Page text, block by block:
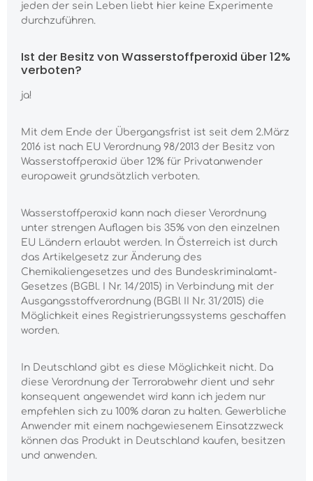
jeden der sein Leben liebt hier keine Experimente
durchzuführen.
Ist der Besitz von Wasserstoffperoxid über 12%
verboten?
ja!
Mit dem Ende der Übergangsfrist ist seit dem 2.März
2016 ist nach EU Verordnung 98/2013 der Besitz von
Wasserstoffperoxid über 12% für Privatanwender
europaweit grundsätzlich verboten.
Wasserstoffperoxid kann nach dieser Verordnung
unter strengen Auflagen bis 35% von den einzelnen
EU Ländern erlaubt werden. In Österreich ist durch
das Artikelgesetz zur Änderung des
Chemikaliengesetzes und des Bundeskriminalamt-
Gesetzes (BGBl. I Nr. 14/2015) in Verbindung mit der
Ausgangsstoffverordnung (BGBl II Nr. 31/2015) die
Möglichkeit eines Registrierungssystems geschaffen
worden.
In Deutschland gibt es diese Möglichkeit nicht. Da
diese Verordnung der Terrorabwehr dient und sehr
konsequent angewendet wird kann ich jedem nur
empfehlen sich zu 100% daran zu halten. Gewerbliche
Anwender mit einem nachgewiesenem Einsatzzweck
können das Produkt in Deutschland kaufen, besitzen
und anwenden.